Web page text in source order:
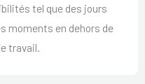
tel que des jours
moments en dehors de
travail.